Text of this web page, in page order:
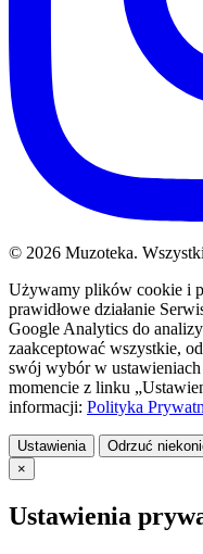
© 2026 Muzoteka.
Używamy plików cookie i
prawidłowe działanie
Google Analytics do
zaakceptować wszystkie,
swój wybór w
momencie z linku
informacji: Polityka
Ustawienia Odrzuć
×
Ustawienia